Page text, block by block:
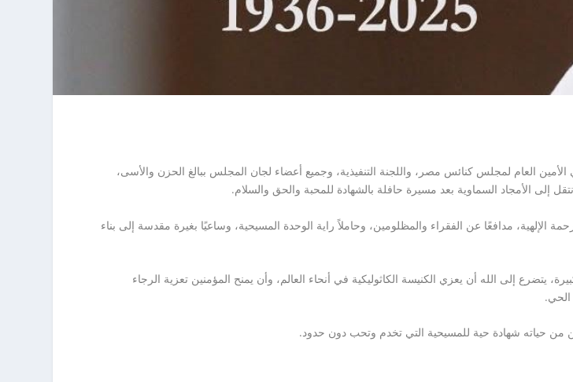
العام لمجلس كنائس مصر، واللجنة التنفيذية، وجميع أعضاء لجان المجلس ببالغ الحزن والأسى،
إلى الأمجاد السماوية بعد مسيرة حافلة بالشهادة للمحبة والحق والسلام.
الإلهية، مدافعًا عن الفقراء والمظلومين، وحاملاً راية الوحدة المسيحية، وساعيًا بغيرة مقدسة إلى بناء
إلى الله أن يعزي الكنيسة الكاثوليكية في أنحاء العالم، وأن يمنح المؤمنين تعزية الرجاء
الحي.
من حياته شهادة حية للمسيحية التي تخدم وتحب دون حدود.